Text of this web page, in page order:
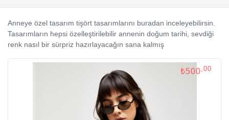
Anneye özel tasarım tişört tasarımlarını buradan inceleyebilirsin.
Tasarımların hepsi özelleştirilebilir annenin doğum tarihi, sevdiği
renk nasıl bir sürpriz hazırlayacağın sana kalmış
₺500 ,00